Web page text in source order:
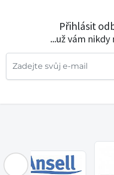
Přihlásit
...už vám